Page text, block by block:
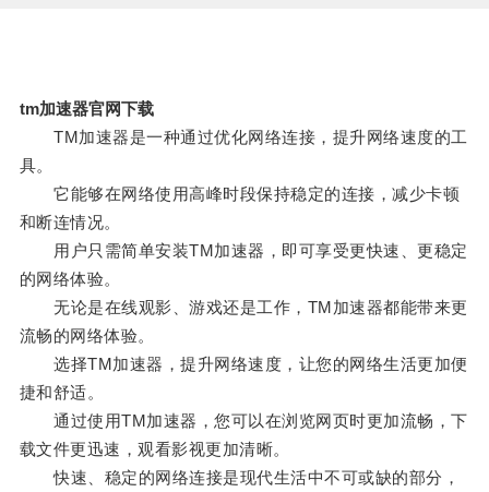
tm加速器官网下载
TM加速器是一种通过优化网络连接，提升网络速度的工
具。
它能够在网络使用高峰时段保持稳定的连接，减少卡顿
和断连情况。
用户只需简单安装TM加速器，即可享受更快速、更稳定
的网络体验。
无论是在线观影、游戏还是工作，TM加速器都能带来更
流畅的网络体验。
选择TM加速器，提升网络速度，让您的网络生活更加便
捷和舒适。
通过使用TM加速器，您可以在浏览网页时更加流畅，下
载文件更迅速，观看影视更加清晰。
快速、稳定的网络连接是现代生活中不可或缺的部分，